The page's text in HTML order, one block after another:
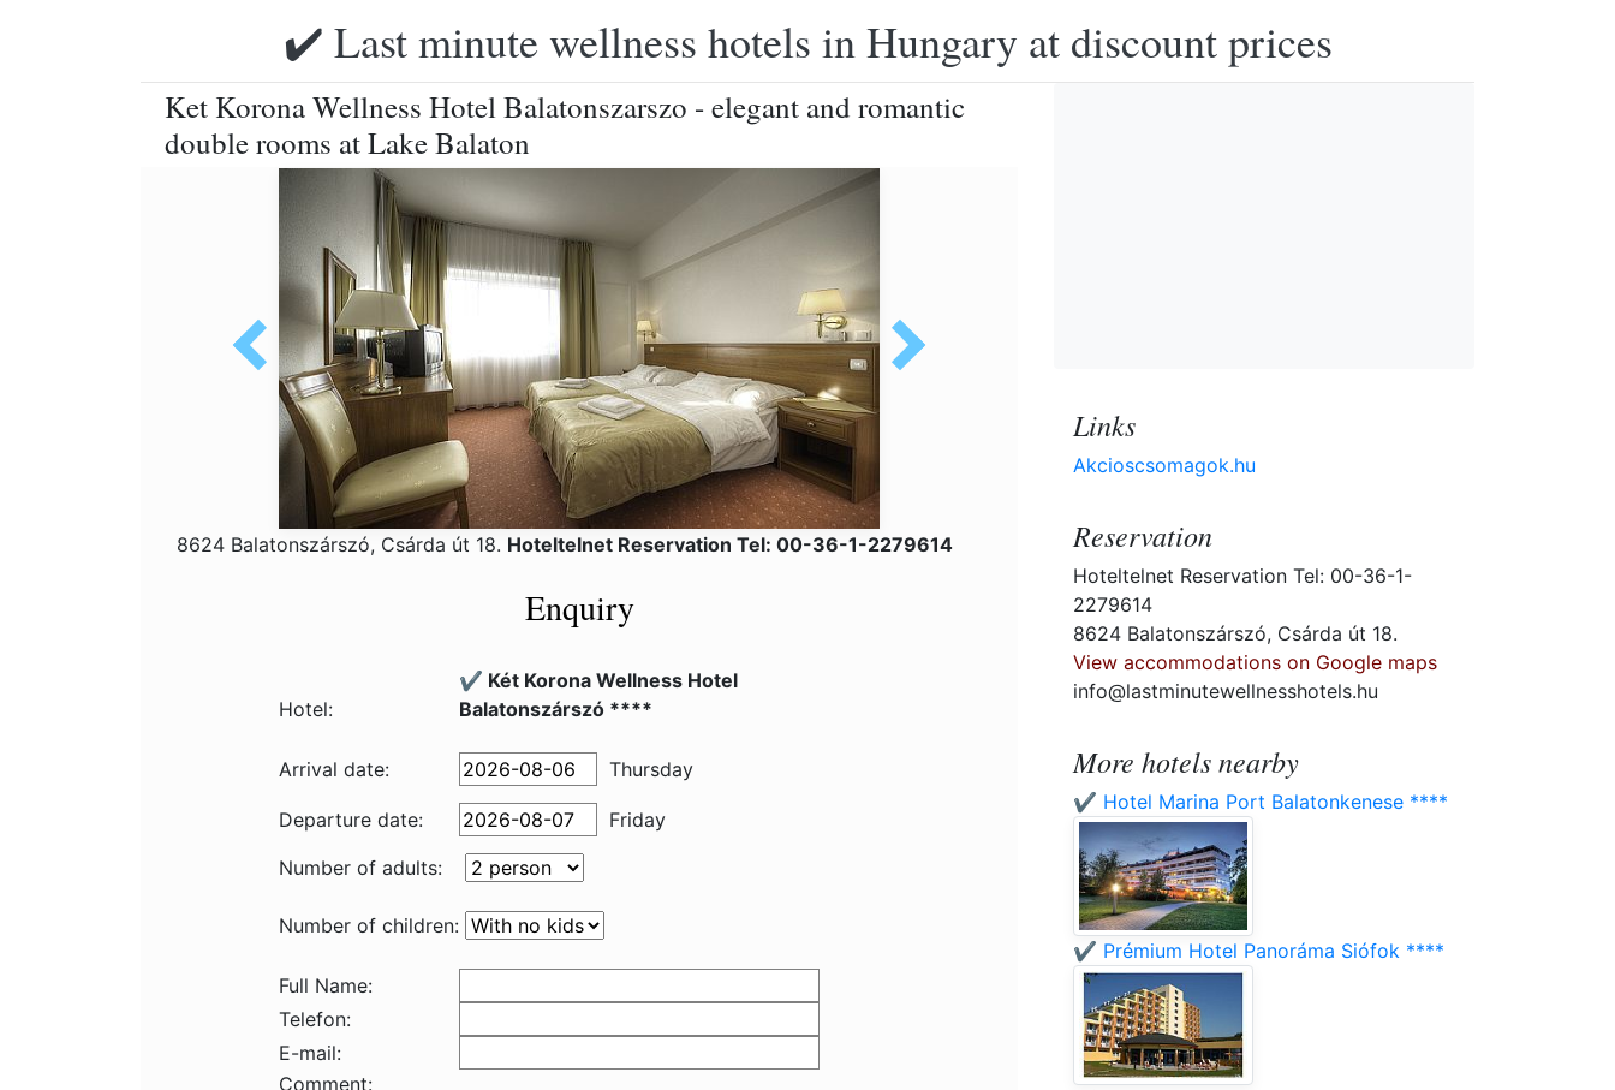
✔️ Last minute wellness hotels in Hungary at discount prices
Ket Korona Wellness Hotel Balatonszarszo - elegant and romantic
double rooms at Lake Balaton
8624 Balatonszárszó, Csárda út 18. Hoteltelnet Reservation Tel: 00-36-1-2279614
Enquiry
Hotel:
✔️ Két Korona Wellness Hotel
Balatonszárszó ****
Arrival date: Thursday
Departure date:
Friday
Number of adults:
Number of children:
Full Name:
Telefon:
E-mail:
Comment:
Links
Akcioscsomagok.hu
Reservation
Hoteltelnet Reservation Tel: 00-36-1-
2279614
8624 Balatonszárszó, Csárda út 18.
View accommodations on Google maps
info@lastminutewellnesshotels.hu
More hotels nearby
✔️ Hotel Marina Port Balatonkenese ****
✔️ Prémium Hotel Panoráma Siófok ****